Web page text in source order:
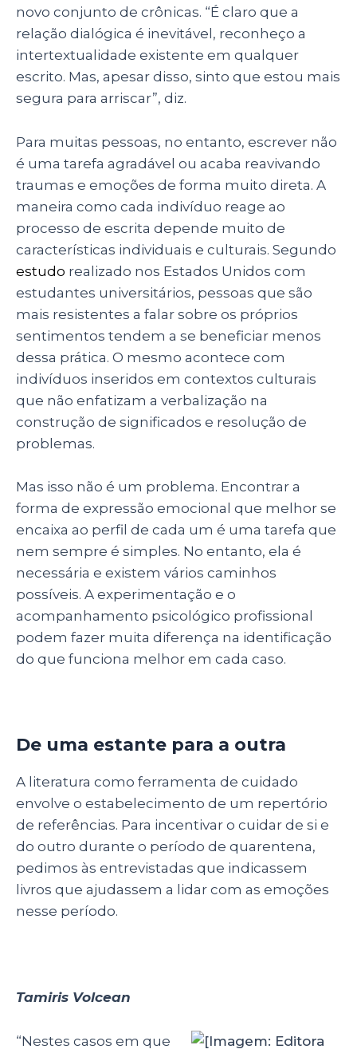
novo conjunto de crônicas. “É claro que a
relação dialógica é inevitável, reconheço a
intertextualidade existente em qualquer
escrito. Mas, apesar disso, sinto que estou mais
segura para arriscar”, diz.
Para muitas pessoas, no entanto, escrever não
é uma tarefa agradável ou acaba reavivando
traumas e emoções de forma muito direta. A
maneira como cada indivíduo reage ao
processo de escrita depende muito de
características individuais e culturais. Segundo
estudo realizado nos Estados Unidos com
estudantes universitários, pessoas que são
mais resistentes a falar sobre os próprios
sentimentos tendem a se beneficiar menos
dessa prática. O mesmo acontece com
indivíduos inseridos em contextos culturais
que não enfatizam a verbalização na
construção de significados e resolução de
problemas.
Mas isso não é um problema. Encontrar a
forma de expressão emocional que melhor se
encaixa ao perfil de cada um é uma tarefa que
nem sempre é simples. No entanto, ela é
necessária e existem vários caminhos
possíveis. A experimentação e o
acompanhamento psicológico profissional
podem fazer muita diferença na identificação
do que funciona melhor em cada caso.
De uma estante para a outra
A literatura como ferramenta de cuidado
envolve o estabelecimento de um repertório
de referências. Para incentivar o cuidar de si e
do outro durante o período de quarentena,
pedimos às entrevistadas que indicassem
livros que ajudassem a lidar com as emoções
nesse período.
Tamiris Volcean
“Nestes casos em que